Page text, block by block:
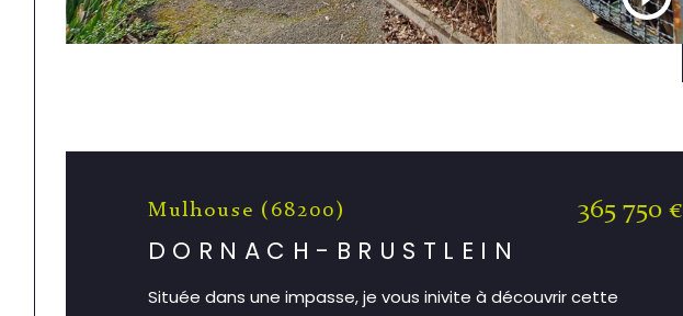
Mulhouse (68200)
DORNACH-BRUSTLEIN
365 750 €
Située dans une impasse, je vous inivite à découvrir cette